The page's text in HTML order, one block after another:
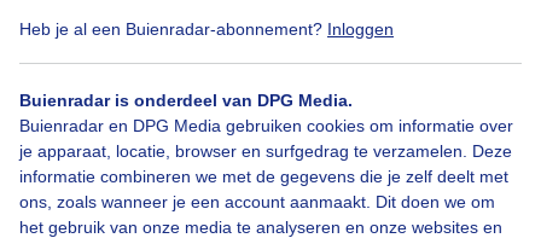
Heb je al een Buienradar-abonnement? Inloggen
Buienradar is onderdeel van DPG Media.
Buienradar en DPG Media gebruiken cookies om informatie over
je apparaat, locatie, browser en surfgedrag te verzamelen. Deze
informatie combineren we met de gegevens die je zelf deelt met
ons, zoals wanneer je een account aanmaakt. Dit doen we om
het gebruik van onze media te analyseren en onze websites en
Over Buienradar
Veelgestelde vragen
Contact
Toegankelijkheid